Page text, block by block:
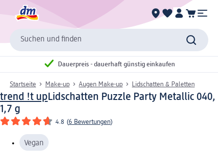
Suchen und finden
Dauerpreis - dauerhaft günstig einkaufen
Startseite Make-up Augen Make-up Lidschatten & Paletten
trend !t upLidschatten Puzzle Party Metallic 040,
1,7 g
4.8 (6 Bewertungen)
Vegan